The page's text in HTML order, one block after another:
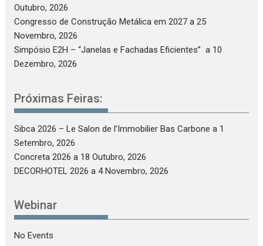
Outubro, 2026
Congresso de Construção Metálica em 2027 a 25
Novembro, 2026
Simpósio E2H – “Janelas e Fachadas Eficientes” a 10
Dezembro, 2026
Próximas Feiras:
Sibca 2026 – Le Salon de l’Immobilier Bas Carbone a 1
Setembro, 2026
Concreta 2026 a 18 Outubro, 2026
DECORHOTEL 2026 a 4 Novembro, 2026
Webinar
No Events